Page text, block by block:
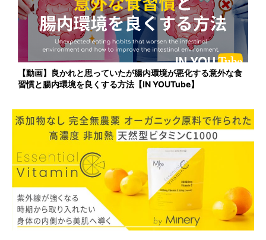
【動画】良かれと思っていたが腸内環境が悪化する意外な食
習慣と腸内環境を良くする方法【IN YOUTube】